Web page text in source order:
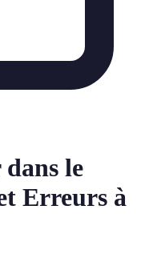
le
Erreurs à